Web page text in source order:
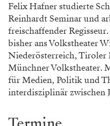
Felix Hafner studierte
Reinhardt Seminar und
freischaffender
bisher ans Volkstheater
Niederösterreich, Tiroler
Münchner Volkstheater.
für Medien, Politik und
interdisziplinär zwischen